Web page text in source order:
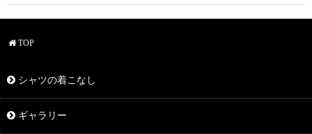
TOP
シャツの着こなし
ギャラリー